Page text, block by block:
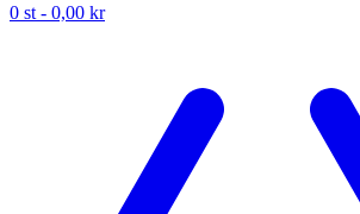
0 st - 0,00 kr